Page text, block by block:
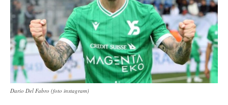
Dario Del Fabro (foto instagram)